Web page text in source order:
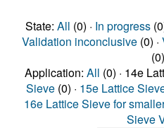
State: All (0) · In progress
Validation inconclusive(0) ·
(0)
Application: All (0) · 14e
Sieve (0) · 15e Lattice
16e Lattice Sieve for
Sieve